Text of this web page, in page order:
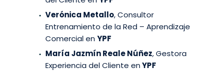
Verónica Metallo, Consultor
Entrenamiento de la Red – Aprendizaje
Comercial en YPF
María Jazmín Reale Núñez, Gestora
Experiencia del Cliente enYPF